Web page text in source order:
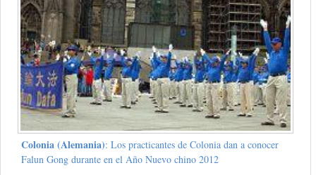
Colonia (Alemania): Los practicantes de Colonia dan a conocer
Falun Gong durante en el Año Nuevo chino 2012